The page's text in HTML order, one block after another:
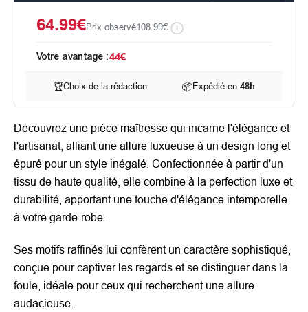
64.99€Prix observé108.99€
Votre avantage :44€
🏆Choix de la rédaction 📦Expédié en48h
Découvrez une pièce maîtresse qui incarne l'élégance et
l'artisanat, alliant une allure luxueuse à un design long et
épuré pour un style inégalé. Confectionnée à partir d'un
tissu de haute qualité, elle combine à la perfection luxe et
durabilité, apportant une touche d'élégance intemporelle
à votre garde-robe.
Ses motifs raffinés lui confèrent un caractère sophistiqué,
conçue pour captiver les regards et se distinguer dans la
foule, idéale pour ceux qui recherchent une allure
audacieuse.